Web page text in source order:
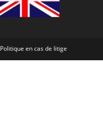
Politique en cas de litige